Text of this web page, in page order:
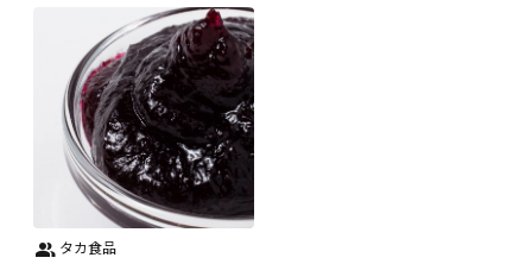
タカ食品